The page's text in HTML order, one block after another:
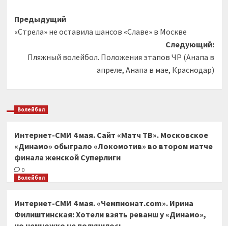
Навигация
записи
Предыдущий
«Стрела» не оставила шансов «Славе» в Москве
Следующий:
Пляжный волейбол. Положения этапов ЧР (Анапа в
апреле, Анапа в мае, Краснодар)
Волейбол
Интернет-СМИ 4 мая. Сайт «Матч ТВ». Московское
«Динамо» обыграло «Локомотив» во втором матче
финала женской Суперлиги
0
Волейбол
Интернет-СМИ 4 мая. «Чемпионат.com». Ирина
Филиштинская: Хотели взять реванш у «Динамо»,